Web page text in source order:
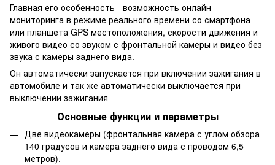
Главная его особенность - возможность онлайн
мониторинга в режиме реального времени со смартфона
или планшета GPS местоположения, скорости движения и
живого видео со звуком с фронтальной камеры и видео без
звука с камеры заднего вида.
Он автоматически запускается при включении зажигания в
автомобиле и так же автоматически выключается при
выключении зажигания
Основные функции и параметры
Две видеокамеры (фронтальная камера с углом обзора
140 градусов и камера заднего вида с проводом 6,5
метров).